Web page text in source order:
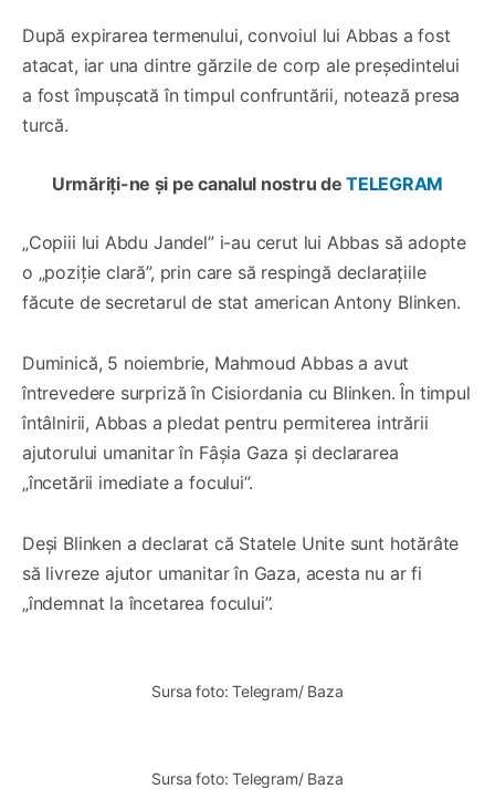
După expirarea termenului, convoiul lui Abbas a fost
atacat, iar una dintre gărzile de corp ale președintelui
a fost împușcată în timpul confruntării, notează presa
turcă.
Urmăriți-ne și pe canalul nostru de TELEGRAM
„Copiii lui Abdu Jandel” i-au cerut lui Abbas să adopte
o „poziție clară”, prin care să respingă declarațiile
făcute de secretarul de stat american Antony Blinken.
Duminică, 5 noiembrie, Mahmoud Abbas a avut
întrevedere surpriză în Cisiordania cu Blinken. În timpul
întâlnirii, Abbas a pledat pentru permiterea intrării
ajutorului umanitar în Fâșia Gaza și declararea
„încetării imediate a focului”.
Deși Blinken a declarat că Statele Unite sunt hotărâte
să livreze ajutor umanitar în Gaza, acesta nu ar fi
„îndemnat la încetarea focului”.
Sursa foto: Telegram/ Baza
Sursa foto: Telegram/ Baza